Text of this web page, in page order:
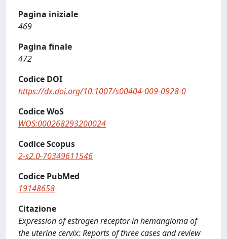
Pagina iniziale
469
Pagina finale
472
Codice DOI
https://dx.doi.org/10.1007/s00404-009-0928-0
Codice WoS
WOS:000268293200024
Codice Scopus
2-s2.0-70349611546
Codice PubMed
19148658
Citazione
Expression of estrogen receptor in hemangioma of
the uterine cervix: Reports of three cases and review